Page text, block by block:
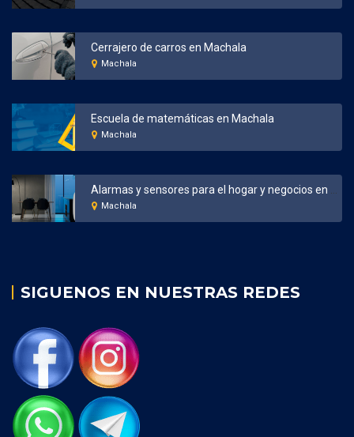
Cerrajero de carros en Machala
Machala
Escuela de matemáticas en Machala
Machala
Machala
SIGUENOS EN NUESTRAS REDES